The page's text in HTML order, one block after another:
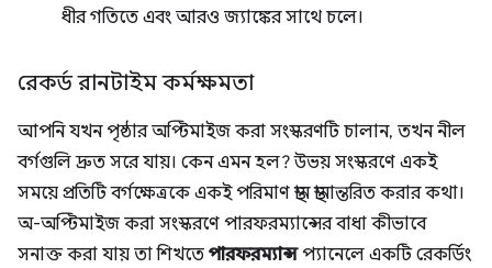
ধীর গতিতে এবং আরও জ্যাঙ্কের সাথে চলে।
রেকর্ড রানটাইম কর্মক্ষমতা
আপনি যখন পৃষ্ঠার অপ্টিমাইজ করা সংস্করণটি চালান, তখন নীল
বর্গগুলি দ্রুত সরে যায়। কেন এমন হল? উভয় সংস্করণে একই
সময়ে প্রতিটি বর্গক্ষেত্রকে একই পরিমাণ স্থান স্থানান্তরিত করার কথা।
অ-অপ্টিমাইজ করা সংস্করণে পারফরম্যান্সের বাধা কীভাবে
সনাক্ত করা যায় তা শিখতে পারফরম্যান্সপ্যানেলে একটি রেকর্ডিং